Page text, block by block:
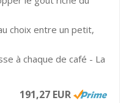
choix entre un petit,
à chaque de café - La
191,27 EUR